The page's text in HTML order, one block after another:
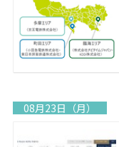
08月23日（月）